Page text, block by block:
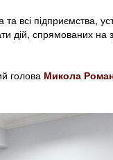
всі підприємства,
дій, спрямованих на
голова Микола